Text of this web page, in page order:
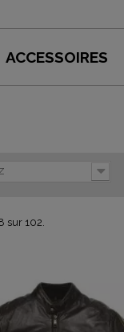
ACCESSOIRES
sur 102.